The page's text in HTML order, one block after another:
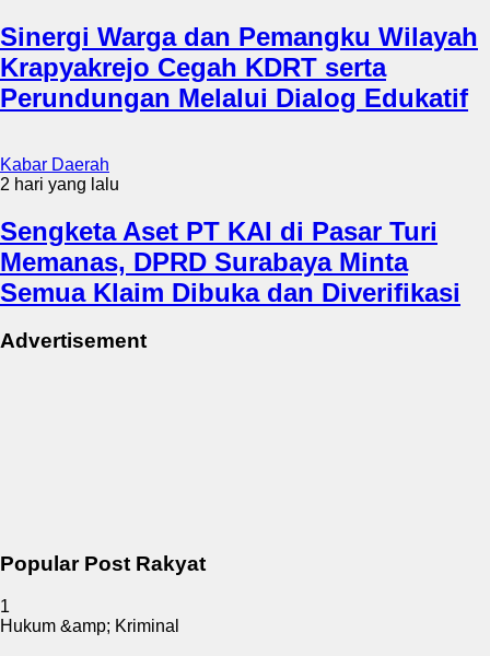
Sinergi Warga dan Pemangku Wilayah
Krapyakrejo Cegah KDRT serta
Perundungan Melalui Dialog Edukatif
Kabar Daerah
2 hari yang lalu
Sengketa Aset PT KAI di Pasar Turi
Memanas, DPRD Surabaya Minta
Semua Klaim Dibuka dan Diverifikasi
Advertisement
Popular Post Rakyat
1
Hukum &amp; Kriminal